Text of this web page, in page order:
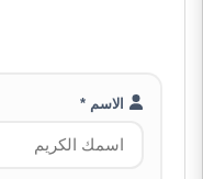
الاسم *